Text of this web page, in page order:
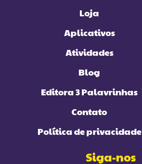
Loja
Aplicativos
Atividades
Blog
Editora 3 Palavrinhas
Contato
Política de privacidade
Siga-nos